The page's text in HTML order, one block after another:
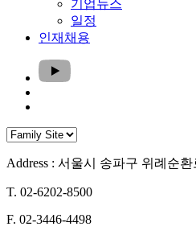
기업뉴스
일정
인재채용
Address : 서울시 송파구 위례순
T. 02-6202-8500
F. 02-3446-4498